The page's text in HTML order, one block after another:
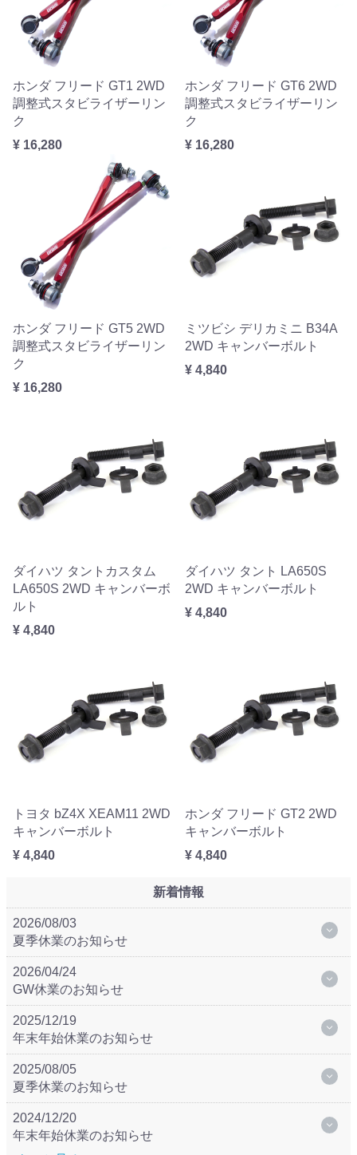
ホンダ フリード GT1 2WD
調整式スタビライザーリン
ク
¥ 16,280
ホンダ フリード GT6 2WD
調整式スタビライザーリン
ク
¥ 16,280
ホンダ フリード GT5 2WD
調整式スタビライザーリン
ク
¥ 16,280
ミツビシ デリカミニ B34A
2WD キャンバーボルト
¥ 4,840
ダイハツ タントカスタム
LA650S 2WD キャンバーボ
ルト
¥ 4,840
ダイハツ タント LA650S
2WD キャンバーボルト
¥ 4,840
トヨタ bZ4X XEAM11 2WD
キャンバーボルト
¥ 4,840
ホンダ フリード GT2 2WD
キャンバーボルト
¥ 4,840
新着情報
2026/08/03
夏季休業のお知らせ
2026/04/24
GW休業のお知らせ
2025/12/19
年末年始休業のお知らせ
2025/08/05
夏季休業のお知らせ
2024/12/20
年末年始休業のお知らせ